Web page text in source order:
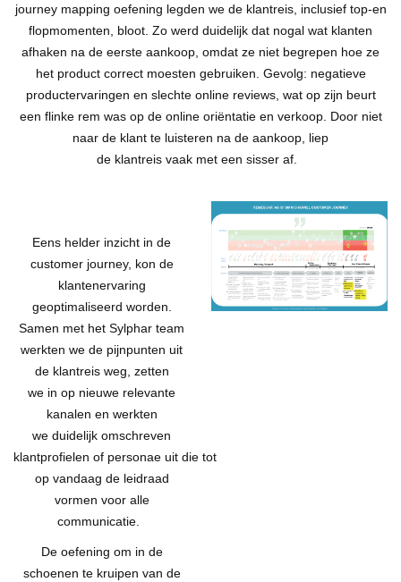
journey mapping oefening legden wede klantreis, inclusief top-en
flopmomenten, bloot. Zo werd duidelijk dat nogal wat klanten
afhaken na de eerste aankoop, omdat ze niet begrepen hoe ze
het product correct moesten gebruiken . Gevolg: negatieve
productervaringen en slechte online reviews, wat op zijn beurt
een flinke rem was op de online oriëntatie en verkoop. Door niet
naar de klant te luisteren na de aankoop , liep
de klantreis vaak met een sisser af.
Eens helder inzicht in de
customer journey, kon de
klantenervaring
geoptimaliseerd worden.
Samen met het Sylphar team
werkten we de pijnpunten uit
de klantreis weg, zetten
we in op nieuwe relevante
kanalen en werkten
we duidelijk omschreven
klantprofielen of personae uit die tot
op vandaag de leidraad
vormen voor alle
communicatie.
De oefening om in de
schoenen te kruipen van de